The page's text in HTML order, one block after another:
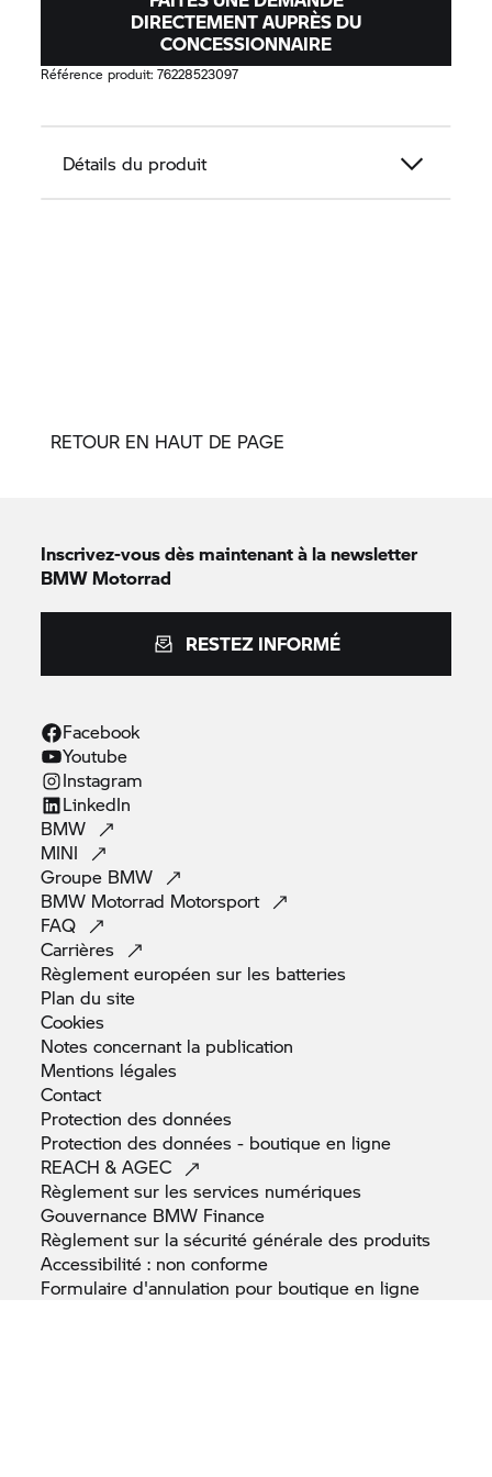
DIRECTEMENT AUPRÈS DU
CONCESSIONNAIRE
Référence produit:76228523097
Détails du produit
RETOUR EN HAUT DE PAGE
Inscrivez-vous dès maintenant à la newsletter
BMW Motorrad
RESTEZ INFORMÉ
Facebook
Youtube
Instagram
LinkedIn
BMW
MINI
Groupe BMW
BMW Motorrad Motorsport
FAQ
Carrières
Règlement européen sur les batteries
Plan dusite
Cookies
Notes concernant la publication
Mentions légales
Contact
Protection desdonnées
Protection des données - boutique en ligne
REACH &AGEC
Règlement sur les services numériques
Gouvernance BMW Finance
Règlement sur la sécurité générale des produits
Accessibilité : nonconforme
Formulaire d'annulation pour boutique en ligne